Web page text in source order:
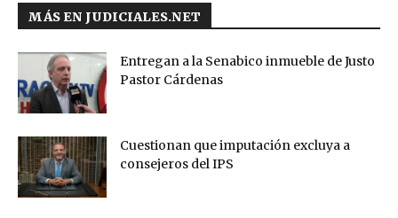
MÁS EN JUDICIALES.NET
Entregan a la Senabico inmueble de Justo
Pastor Cárdenas
Cuestionan que imputación excluya a
consejeros del IPS